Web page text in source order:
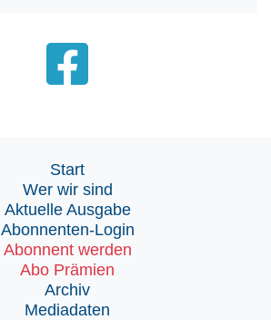
Start
Wer wir sind
Aktuelle Ausgabe
Abonnenten-Login
Abonnent werden
Abo Prämien
Archiv
Mediadaten